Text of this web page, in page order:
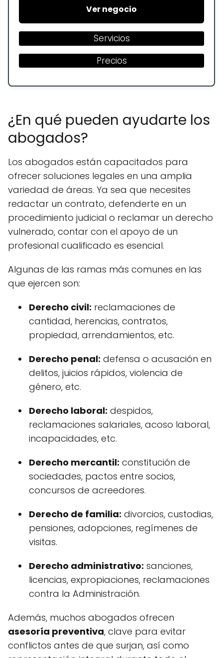
Ver negocio
Servicios
Precios
¿En qué pueden ayudarte los
abogados?
Los abogados están capacitados para
ofrecer soluciones legales en una amplia
variedad de áreas. Ya sea que necesites
redactar un contrato, defenderte en un
procedimiento judicial o reclamar un derecho
vulnerado, contar con el apoyo de un
profesional cualificado es esencial.
Algunas de las ramas más comunes en las
que ejercen son:
Derecho civil: reclamaciones de
cantidad, herencias, contratos,
propiedad, arrendamientos, etc.
Derecho penal: defensa o acusación en
delitos, juicios rápidos, violencia de
género, etc.
Derecho laboral: despidos,
reclamaciones salariales, acoso laboral,
incapacidades, etc.
Derecho mercantil: constitución de
sociedades, pactos entre socios,
concursos de acreedores.
Derecho de familia: divorcios, custodias,
pensiones, adopciones, regímenes de
visitas.
Derecho administrativo: sanciones,
licencias, expropiaciones, reclamaciones
contra la Administración.
Además, muchos abogados ofrecen
asesoría preventiva, clave para evitar
conflictos antes de que surjan, así como